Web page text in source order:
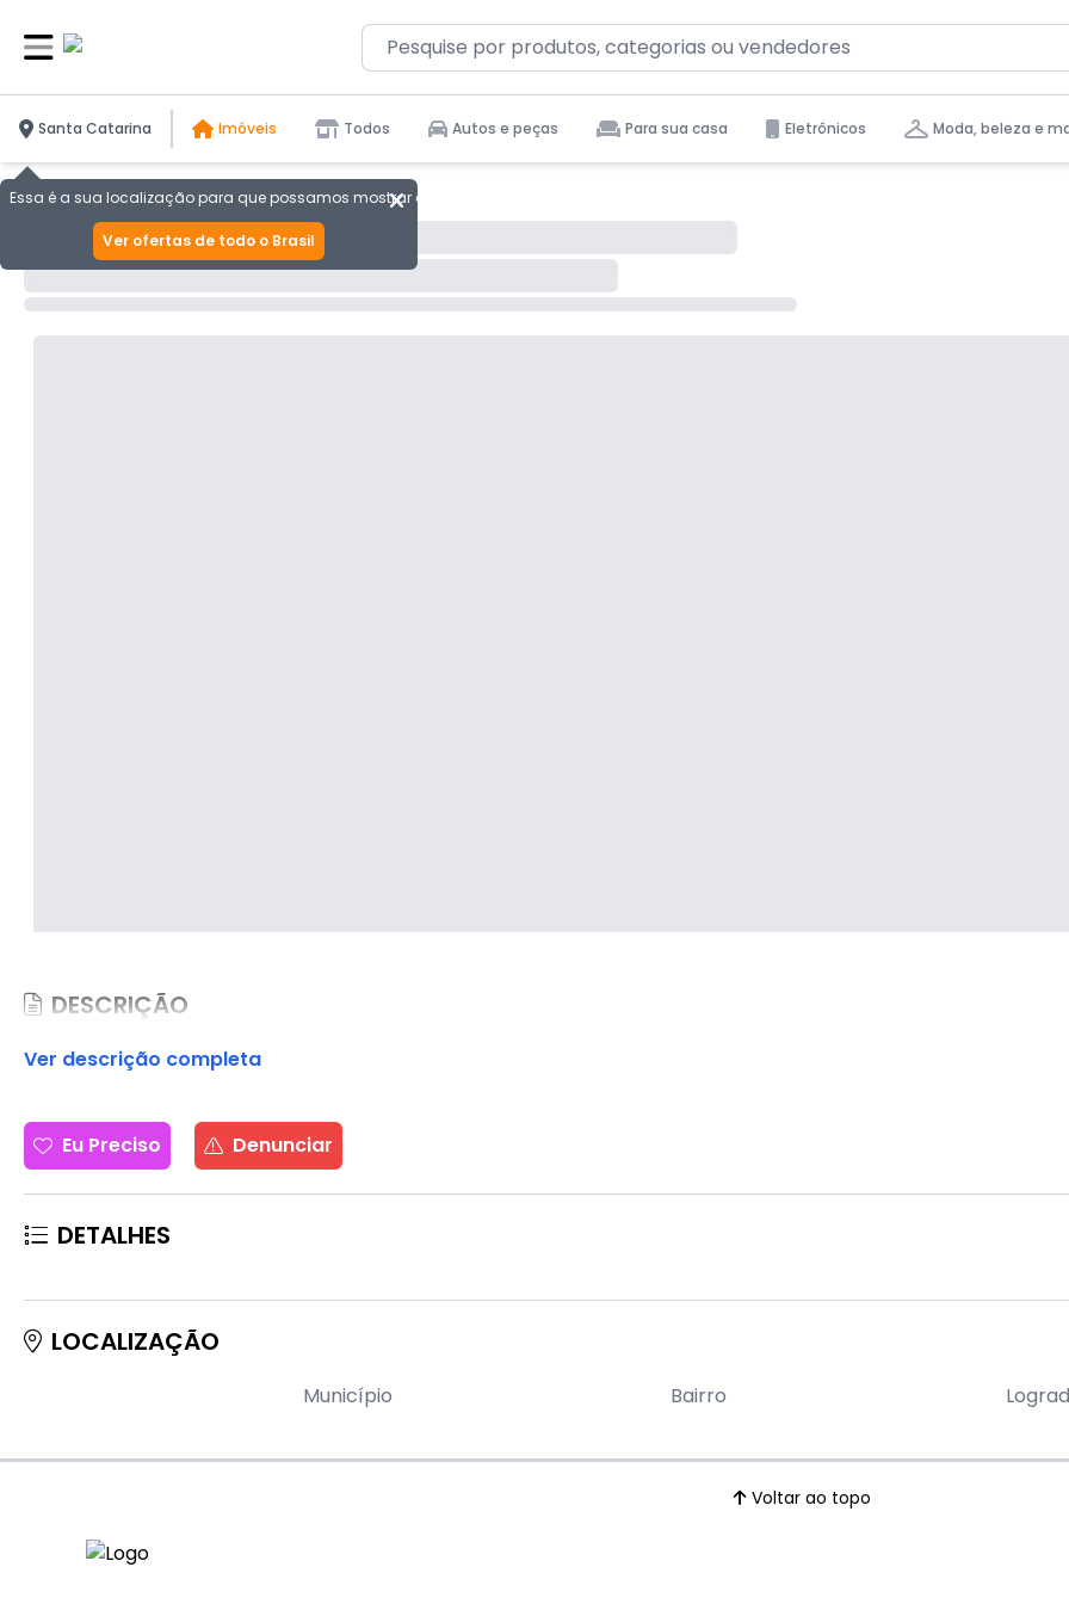
Santa Catarina
Essa é a sua localização para que possamos mostrar as melhores ofertas para você.
Ver ofertas de todo o Brasil
Imóveis Todos Autos e peças Para sua casa Eletrônicos Moda, beleza e
DESCRIÇÃO
Ver descrição completa
Eu Preciso Denunciar
DETALHES
LOCALIZAÇÃO
Município Bairro
Voltar ao topo